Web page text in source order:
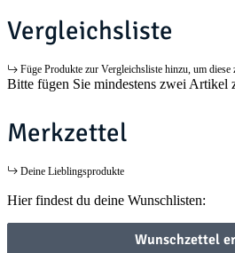
Vergleichsliste
Füge Produkte zur Vergleichsliste hinzu, um diese
Bitte fügen Sie mindestens zwei Artikel
Merkzettel
Deine Lieblingsprodukte
Hier findest du deine Wunschlisten:
Wunschzettel